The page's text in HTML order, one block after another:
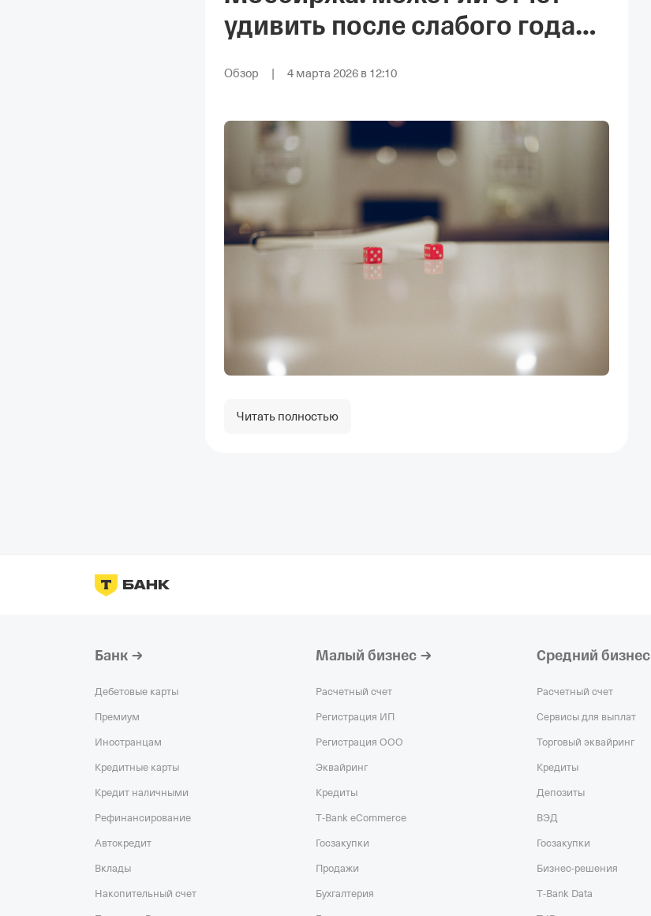
удивить после слабого года
Обзор 4 марта 2026 в 12:10
Читать полностью
Банк
Дебетовые карты
Премиум
Иностранцам
Кредитные карты
Кредит наличными
Рефинансирование
Автокредит
Вклады
Накопительный счет
Малый бизнес
Расчетный счет
Регистрация ИП
Регистрация ООО
Эквайринг
Кредиты
T‑Bank eCommerce
Госзакупки
Продажи
Бухгалтерия
Средний бизнес
Расчетный счет
Сервисы для выплат
Торговый эквайринг
Кредиты
Депозиты
ВЭД
Госзакупки
Бизнес-решения
T‑Bank Data